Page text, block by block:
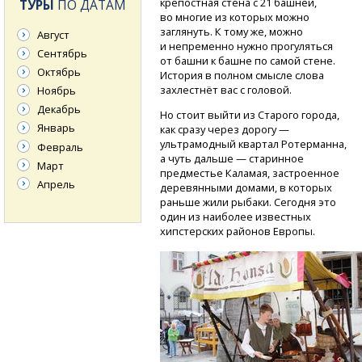
во многие из которых можно
заглянуть. К тому же, можно
и непременно нужно прогуляться
от башни к башне по самой стене.
История в полном смысле слова
захлестнёт вас с головой.
Но стоит выйти из Старого города,
как сразу через дорогу —
ультрамодный квартал Ротерманна,
а чуть дальше — старинное
предместье Каламая, застроенное
деревянными домами, в которых
раньше жили рыбаки. Сегодня это
один из наиболее известных
хипстерских районов Европы.
ТУРЫ ПО ДАТАМ
Август
Сентябрь
Октябрь
Ноябрь
Декабрь
Январь
Февраль
Март
Апрель